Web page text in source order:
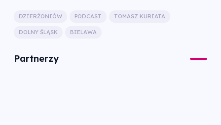
DZIERŻONIÓW PODCAST TOMASZ KURIATA
DOLNY ŚLĄSK BIELAWA
Partnerzy